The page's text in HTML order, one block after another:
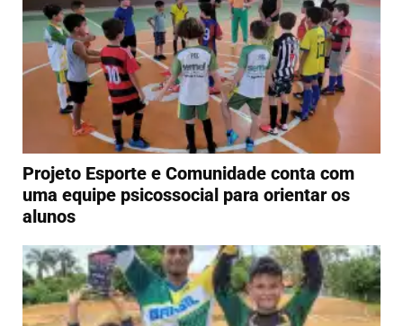
Projeto Esporte e Comunidade conta com
uma equipe psicossocial para orientar os
alunos